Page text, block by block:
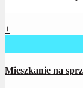
+
Mieszkanie na